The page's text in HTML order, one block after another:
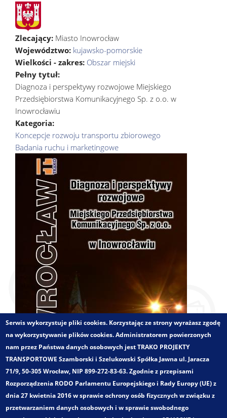
Zlecający: Miasto Inowrocław
Województwo: kujawsko-pomorskie
Wielkości - zakres: Obszar miejski
Pełny tytuł:
Diagnoza i perspektywy rozwojowe Miejskiego
Przedsiębiorstwa Komunikacyjnego Sp. z o.o. w
Inowrocławiu
Kategoria:
Koncepcje rozwoju transportu zbiorowego
Badania ruchu i marketingowe
Zakres opracowania:
Optymalizacja oferty przewozowej oraz koncepcje
Serwis wykorzystuje pliki cookies. Korzystając ze strony wyrażasz zgodę
na wykorzystywanie plików cookies. Administratorem powierzonych
nam przez Państwa danych osobowych jest TRAKO PROJEKTY
TRANSPORTOWE Szamborski i Szelukowski Spółka Jawna ul. Jaracza
71/9, 50-305 Wrocław, NIP 899-272-83-63. Zgodnie z przepisami
Rozporządzenia RODO Parlamentu Europejskiego i Rady Europy (UE) z
dnia 27 kwietnia 2016 w sprawie ochrony osób fizycznych w związku z
przetwarzaniem danych osobowych i w sprawie swobodnego